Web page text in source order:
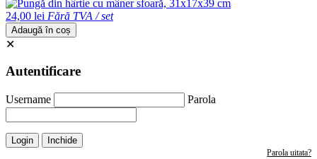
24,00 lei Fără TVA / set
Adaugă în coș
✕
Autentificare
Username Parola
Login Inchide
Parola uitata?